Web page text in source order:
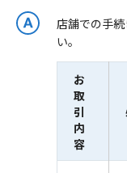
店舗での手
い。
お
取
引
内
容